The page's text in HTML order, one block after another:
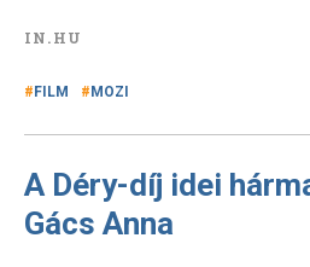
IN.HU
FILM MOZI
A Déry-díj idei
Gács Anna